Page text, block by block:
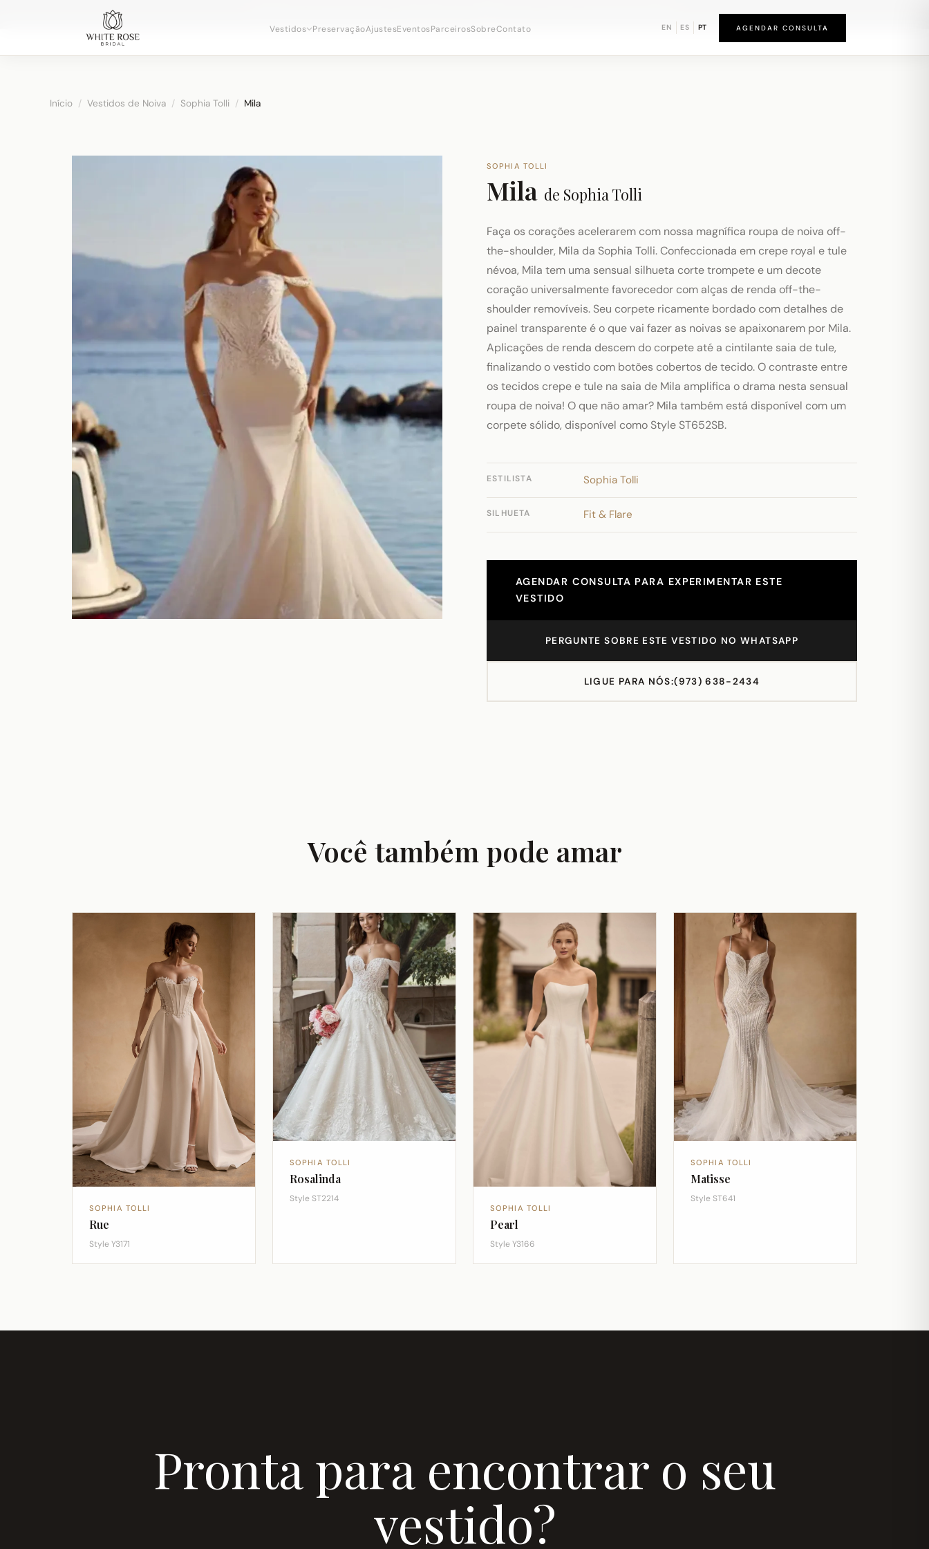
Vestidos PreservaçãoAjustesEventosParceirosSobreContato EN ES PT AGENDAR CONSULTA
Início / Vestidos de Noiva / Sophia Tolli / Mila
SOPHIA TOLLI
Mila de Sophia Tolli
Faça os corações acelerarem com nossa magnífica roupa de noiva off-
the-shoulder, Mila da Sophia Tolli. Confeccionada em crepe royal e tule
névoa, Mila tem uma sensual silhueta corte trompete e um decote
coração universalmente favorecedor com alças de renda off-the-
shoulder removíveis. Seu corpete ricamente bordado com detalhes de
painel transparente é o que vai fazer as noivas se apaixonarem por Mila.
Aplicações de renda descem do corpete até a cintilante saia de tule,
finalizando o vestido com botões cobertos de tecido. O contraste entre
os tecidos crepe e tule na saia de Mila amplifica o drama nesta sensual
roupa de noiva! O que não amar? Mila também está disponível com um
corpete sólido, disponível como Style ST652SB.
ESTILISTA Sophia Tolli
SILHUETA Fit & Flare
AGENDAR CONSULTA PARA EXPERIMENTAR ESTE
VESTIDO
PERGUNTE SOBRE ESTE VESTIDO NO WHATSAPP
LIGUE PARA NÓS:(973) 638-2434
Você também pode amar
SOPHIA TOLLI
Rue
Style Y3171
SOPHIA TOLLI
Rosalinda
Style ST2214
SOPHIA TOLLI
Pearl
Style Y3166
SOPHIA TOLLI
Matisse
Style ST641
Pronta para encontrar o seu
vestido?